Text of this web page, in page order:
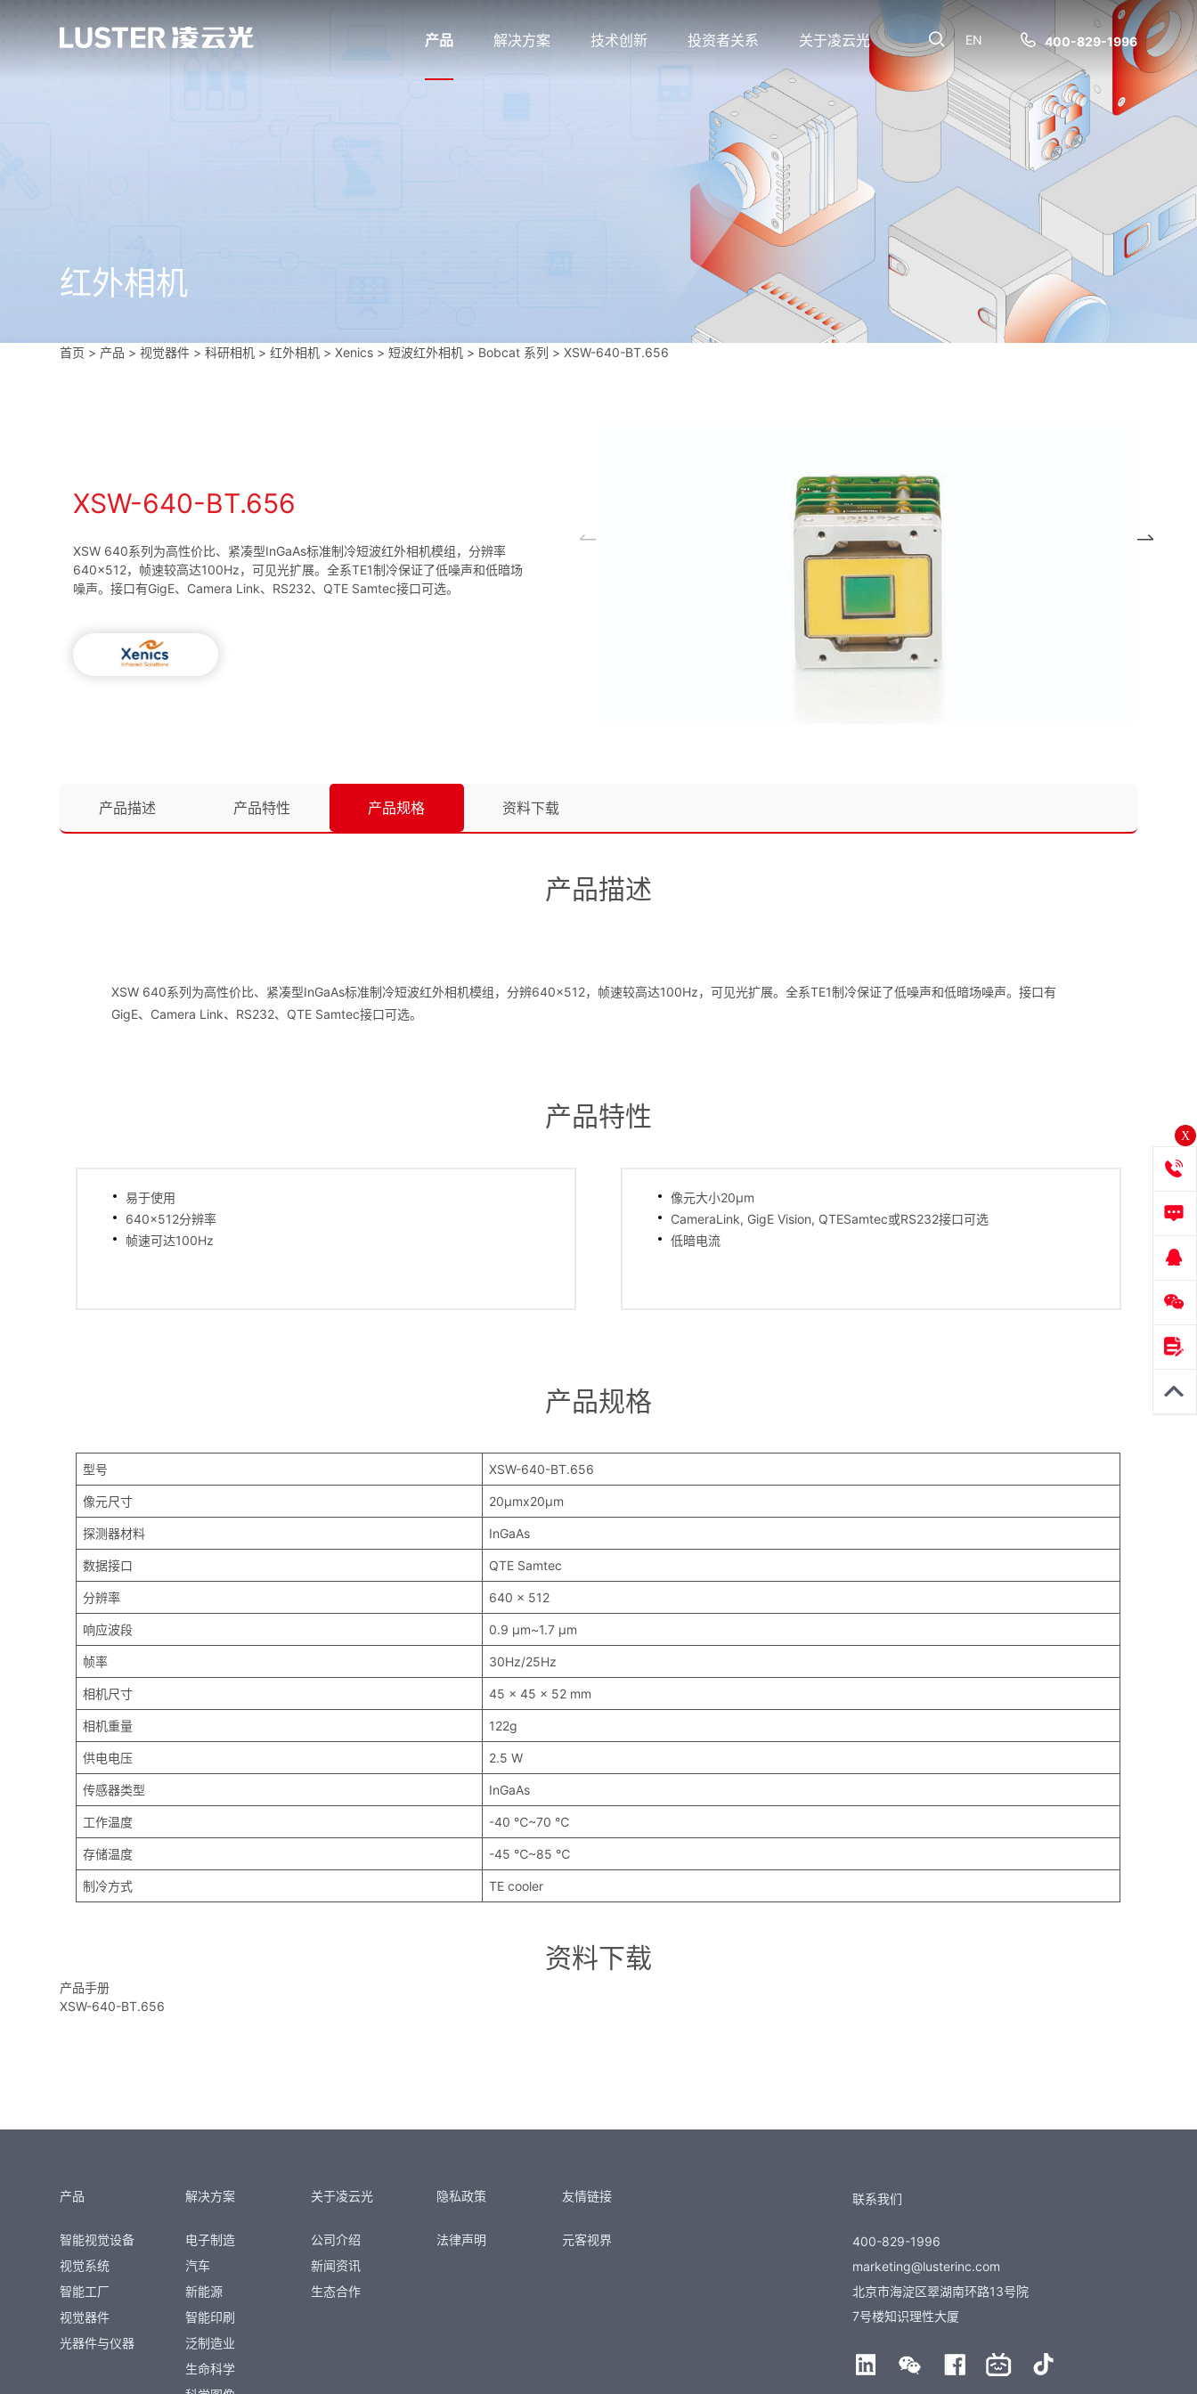
400-829-1996
EN
产品 解决方案 技术创新 投资者关系 关于凌云光
红外相机
首页 > 产品 > 视觉器件 >科研相机 >红外相机 >Xenics >短波红外相机 > Bobcat 系列 >XSW-640-BT.656
XSW-640-BT.656
XSW 640系列为高性价比、紧凑型InGaAs标准制冷短波红外相机模组，分辨率
640×512，帧速较高达100Hz，可见光扩展。全系TE1制冷保证了低噪声和低暗场
噪声。接口有GigE、Camera Link、RS232、QTE Samtec接口可选。
产品描述 产品特性 产品规格 资料下载
产品描述
XSW 640系列为高性价比、紧凑型InGaAs标准制冷短波红外相机模组，分辨640×512，帧速较高达100Hz，可见光扩展。全系TE1制冷保证了低噪声和低暗场噪声。接口有
GigE、Camera Link、RS232、QTE Samtec接口可选。
产品特性
易于使用
640×512分辨率
帧速可达100Hz
像元大小20μm
CameraLink, GigE Vision, QTESamtec或RS232接口可选
低暗电流
产品规格
型号 XSW-640-BT.656
像元尺寸 20μmx20μm
探测器材料 InGaAs
数据接口 QTE Samtec
分辨率 640 x 512
响应波段 0.9 μm~1.7 μm
帧率 30Hz/25Hz
相机尺寸 45 x 45 x 52 mm
相机重量 122g
供电电压 2.5 W
传感器类型 InGaAs
工作温度 -40 ℃~70 ℃
存储温度 -45 ℃~85 ℃
制冷方式 TE cooler
资料下载
产品手册
XSW-640-BT.656
产品
智能视觉设备
视觉系统
智能工厂
视觉器件
光器件与仪器
解决方案
电子制造
汽车
新能源
智能印刷
泛制造业
生命科学
关于凌云光
公司介绍
新闻资讯
生态合作
隐私政策
法律声明
友情链接
元客视界
联系我们
400-829-1996
marketing@lusterinc.com
北京市海淀区翠湖南环路13号院
7号楼知识理性大厦
X